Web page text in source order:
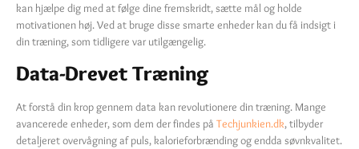
kan hjælpe dig med at følge dine fremskridt, sætte mål og holde
motivationen høj. Ved at bruge disse smarte enheder kan du få indsigt i
din træning, som tidligere var utilgængelig.
Data-Drevet Træning
At forstå din krop gennem data kan revolutionere din træning. Mange
avancerede enheder, som dem der findes på Techjunkien.dk, tilbyder
detaljeret overvågning af puls, kalorieforbrænding og endda søvnkvalitet.